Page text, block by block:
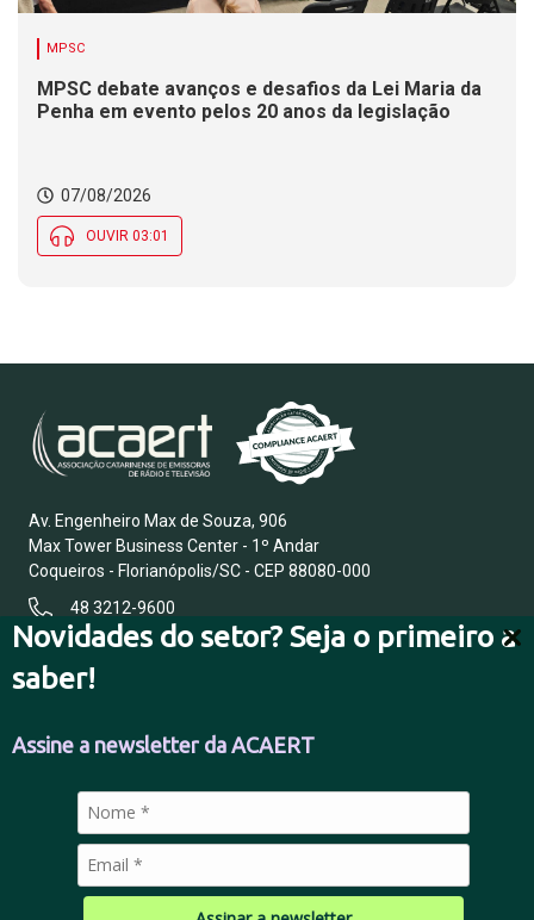
Novidades do setor? Seja o primeiro a
saber!
Assine a newsletter da ACAERT
MPSC
MPSC debate avanços e desafios da Lei Maria da
Penha em evento pelos 20 anos da legislação
07/08/2026
OUVIR 03:01
Av. Engenheiro Max de Souza, 906
Max Tower Business Center - 1º Andar
Coqueiros - Florianópolis/SC - CEP 88080-000
48 3212-9600
FALE CONOSCO
POLÍTICA DE PRIVACIDADE